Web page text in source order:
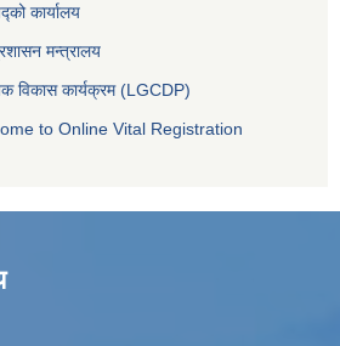
कार्यालय
मन्त्रालय
विकास कार्यक्रम (LGCDP)
to Online Vital Registration